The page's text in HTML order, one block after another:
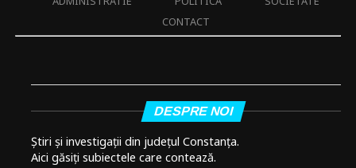
CONTACT
DESPRE NOI
Știri și investigații din județul Constanța.
Aici găsiți subiectele care contează.